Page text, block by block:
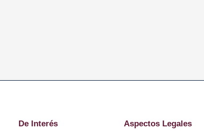
De Interés Aspectos Legales